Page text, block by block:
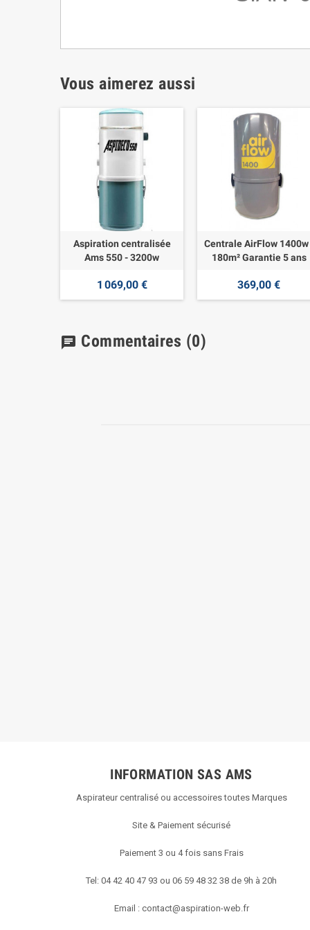
Vous aimerez aussi
Aspiration centralisée
Ams 550 - 3200w
1 069,00 €
Centrale AirFlow
180m² Garantie 5 ans
369,00 €
chat Commentaires (0)
INFORMATION SAS AMS
Aspirateur centralisé ou accessoires toutes Marques
Site & Paiement sécurisé
Paiement 3 ou 4 fois sans Frais
Tel: 04 42 40 47 93 ou 06 59 48 32 38 de 9h à 20h
Email : contact@aspiration-web.fr